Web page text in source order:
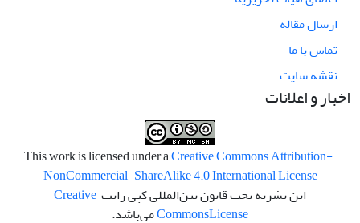
ارسال مقاله
تماس با ما
نقشه سایت
اخبار و اعلانات
.This work is licensed under a
Creative Commons Attribution-
NonCommercial-ShareAlike 4.0 International License
این نشریه تحت قانون بین‌المللی کپی رایت Creative
CommonsLicense می‌باشد.